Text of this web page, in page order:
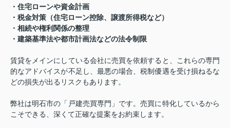
・住宅ローンや資金計画
・税金対策（住宅ローン控除、譲渡所得税など）
・相続や権利関係の整理
・建築基準法や都市計画法などの法令制限
賃貸をメインにしている会社に売買を依頼すると、これらの専門
的なアドバイスが不足し、最悪の場合、税制優遇を受け損ねるな
どの損失が出るリスクもあります。
弊社は明石市の「戸建売買専門」です。売買に特化しているから
こそできる、深くて正確な提案をお約束します。